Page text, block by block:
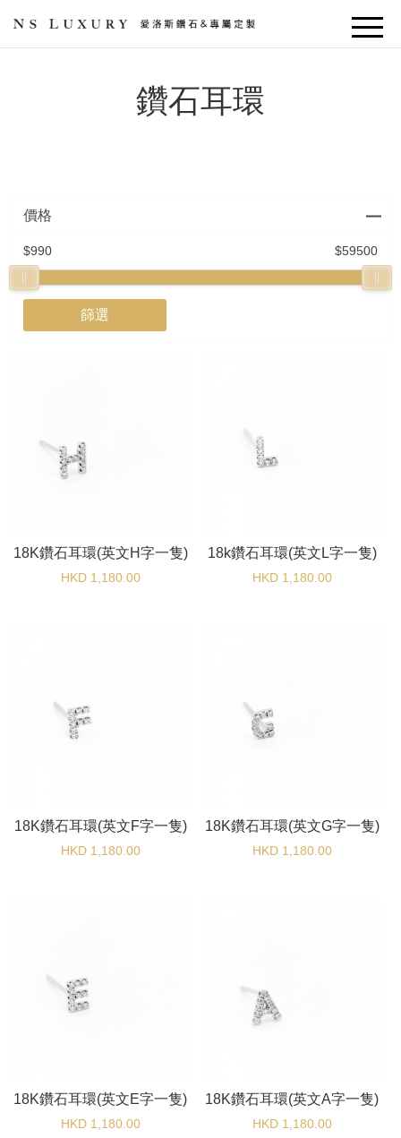
鑽石耳環
價格
990 59500
篩選
18K鑽石耳環(英文H字一隻)
HKD 1,180.00
18k鑽石耳環(英文L字一隻)
HKD 1,180.00
18K鑽石耳環(英文F字一隻)
HKD 1,180.00
18K鑽石耳環(英文G字一隻)
HKD 1,180.00
18K鑽石耳環(英文E字一隻)
HKD 1,180.00
18K鑽石耳環(英文A字一隻)
HKD 1,180.00